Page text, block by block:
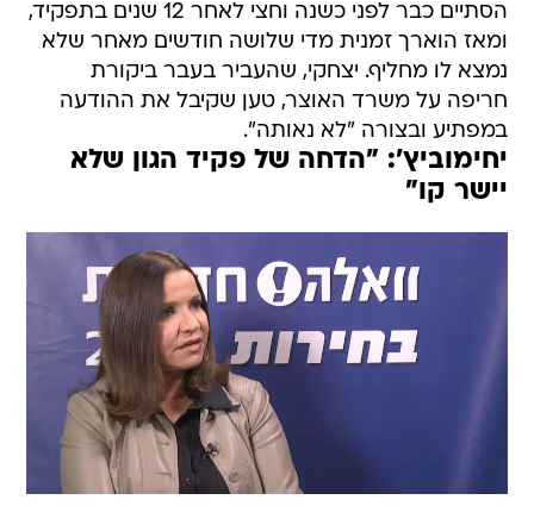
הסתיים כבר לפני כשנה וחצי לאחר 12 שנים בתפקיד,
ומאז הוארך זמנית מדי שלושה חודשים מאחר שלא
נמצא לו מחליף. יצחקי, שהעביר בעבר ביקורת
חריפה על משרד האוצר, טען שקיבל את ההודעה
במפתיע ובצורה "לא נאותה".
יחימוביץ': "הדחה של פקיד הגון שלא
יישר קו"